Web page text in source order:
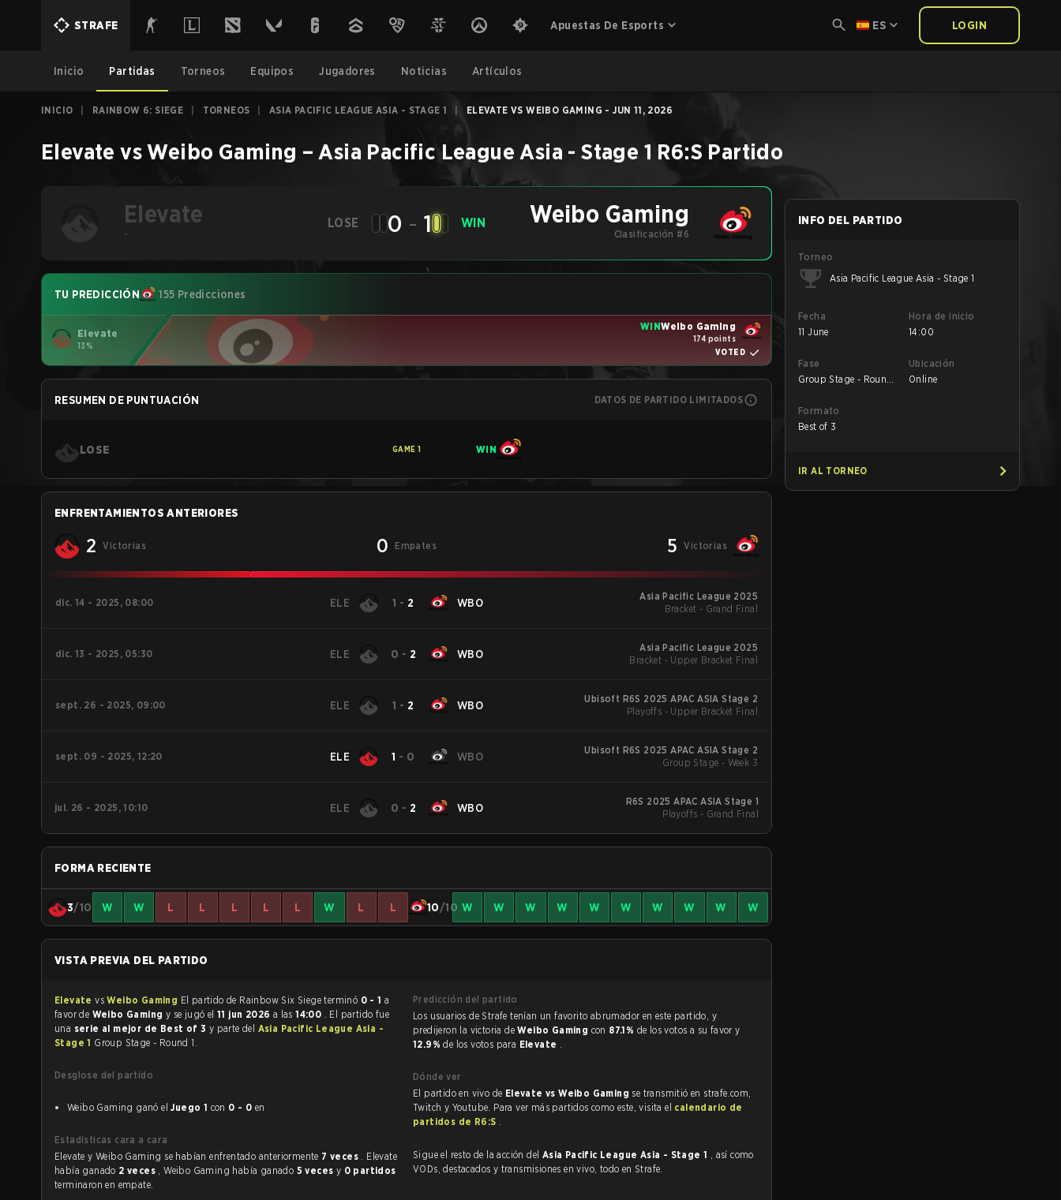
STRAFE Apuestas De Esports ES LOGIN
Inicio Partidas Torneos Equipos Jugadores Noticias Artículos
INICIO RAINBOW 6: SIEGE TORNEOS ASIA PACIFIC LEAGUE ASIA - STAGE 1 ELEVATE VS WEIBO GAMING - JUN 11, 2026
Elevate vsWeibo Gaming –Asia Pacific League Asia - Stage 1 R6:S Partido
Elevate
-
LOSE 0 - 1 WIN Weibo Gaming
Clasificación #6
TU PREDICCIÓN 155 Predicciones
Elevate
13%
WINWeibo Gaming
174 points
VOTED
RESUMEN DE PUNTUACIÓN DATOS DE PARTIDO LIMITADOS
LOSE GAME 1 WIN
ENFRENTAMIENTOS ANTERIORES
2 Victorias 0 Empates 5 Victorias
dic. 14 - 2025, 08:00 ELE 1 - 2 WBO
Asia Pacific League 2025
Bracket - Grand Final
dic. 13 - 2025, 05:30 ELE 0 - 2 WBO
Asia Pacific League 2025
Bracket - Upper Bracket Final
sept. 26 - 2025, 09:00 ELE 1 - 2 WBO
Ubisoft R6S 2025 APAC ASIA Stage 2
Playoffs - Upper Bracket Final
sept. 09 - 2025, 12:20 ELE 1 - 0 WBO
Ubisoft R6S 2025 APAC ASIA Stage 2
Group Stage - Week 3
jul. 26 - 2025, 10:10 ELE 0 - 2 WBO
R6S 2025 APAC ASIA Stage 1
Playoffs - Grand Final
FORMA RECIENTE
3/10 W W L L L L L W L L 10/10 W W W W W W W W W W
VISTA PREVIA DEL PARTIDO
ElevatevsWeibo Gaming El partido de Rainbow Six Siege terminó 0 - 1
favor de Weibo Gaming y se jugó el 11 jun 2026 a las14:00 . El partido fue
una serie al mejor de Best of 3 y parte del Asia Pacific League Asia -
Stage 1 Group Stage - Round 1.
Desglose del partido
Weibo Gaming ganó elJuego 1 con 0 - 0 en
Estadísticas cara a cara
Elevate y Weibo Gaming se habían enfrentado anteriormente 7 veces . Elevate
había ganado 2 veces , Weibo Gaming había ganado 5 veces y 0 partidos
terminaron en empate.
Predicción del partido
Los usuarios de Strafe tenían un favorito abrumador en este partido, y
predijeron la victoria deWeibo Gaming con 87.1% de los votos a su favor y
12.9%de los votos para Elevate .
Dónde ver
El partido en vivo de Elevate vs Weibo Gaming se transmitió en strafe.com,
Twitch y Youtube. Para ver más partidos como este, visita el calendario de
partidos de R6:S .
Sigue el resto de la acción del Asia Pacific League Asia - Stage 1 , así como
VODs, destacados y transmisiones en vivo, todo en Strafe.
INFO DEL PARTIDO
Torneo
Asia Pacific League Asia - Stage 1
Fecha
11 June
Hora de inicio
14:00
Fase
Group Stage - Round
Ubicación
Online
Formato
Best of 3
IR AL TORNEO